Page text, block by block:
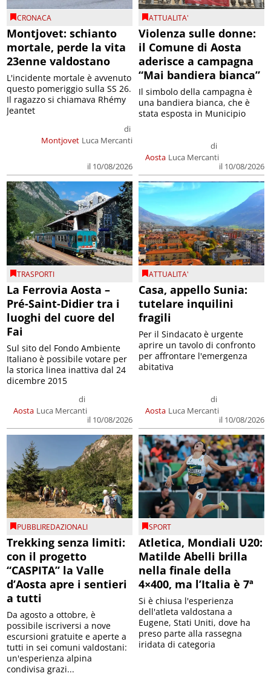
CRONACA
Montjovet: schianto
mortale, perde la vita
23enne valdostano
Montjovet
di
Luca Mercanti
il 10/08/2026
L'incidente mortale è avvenuto
questo pomeriggio sulla SS 26.
Il ragazzo si chiamava Rhémy
Jeantet
ATTUALITA'
Violenza sulle donne:
il Comune di Aosta
aderisce a campagna
“Mai bandiera bianca”
Aosta
di
Luca Mercanti
il 10/08/2026
Il simbolo della campagna è
una bandiera bianca, che è
stata esposta in Municipio
TRASPORTI
La Ferrovia Aosta –
Pré-Saint-Didier tra i
luoghi del cuore del
Fai
Aosta
di
Luca Mercanti
il 10/08/2026
Sul sito del Fondo Ambiente
Italiano è possibile votare per
la storica linea inattiva dal 24
dicembre 2015
ATTUALITA'
Casa, appello Sunia:
tutelare inquilini
fragili
Aosta
di
Luca Mercanti
il 10/08/2026
Per il Sindacato è urgente
aprire un tavolo di confronto
per affrontare l'emergenza
abitativa
PUBBLIREDAZIONALI
Trekking senza limiti:
con il progetto
“CASPITA” la Valle
d’Aosta apre i sentieri
a tutti
Da agosto a ottobre, è
possibile iscriversi a nove
escursioni gratuite e aperte a
tutti in sei comuni valdostani:
un'esperienza alpina
condivisa grazi...
SPORT
Atletica, Mondiali U20:
Matilde Abelli brilla
nella finale della
4×400, ma l’Italia è 7ª
Si è chiusa l'esperienza
dell'atleta valdostana a
Eugene, Stati Uniti, dove ha
preso parte alla rassegna
iridata di categoria